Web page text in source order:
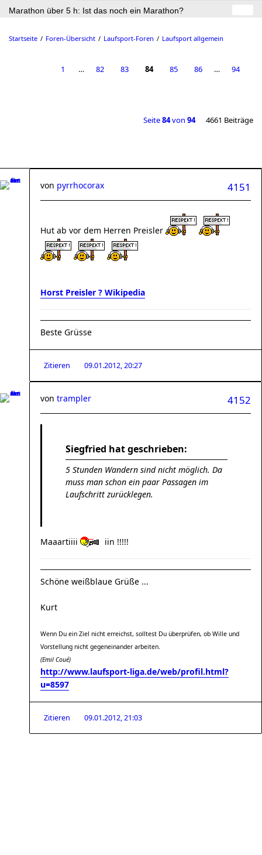
Marathon über 5 h: Ist das noch ein Marathon?
Startseite Foren-Übersicht Laufsport-Foren Laufsport allgemein
1 … 82 83 84 85 86 … 94
Seite84von 94 4661 Beiträge
4151
von pyrrhocorax
Hut ab vor dem Herren Preisler
Horst Preisler ? Wikipedia
Beste Grüsse
Zitieren 09.01.2012, 20:27
4152
von trampler
Siegfried hat geschrieben:
5 Stunden Wandern sind nicht möglich. Da
muss man schon ein paar Passagen im
Laufschritt zurücklegen.
Maaartiiii iin !!!!!
Schöne weißblaue Grüße ...
Kurt
Wenn Du ein Ziel nicht erreichst, solltest Du überprüfen, ob Wille und
Vorstellung nicht gegeneinander arbeiten.
(Emil Coué)
http://www.laufsport-liga.de/web/profil.html?
u=8597
Zitieren 09.01.2012, 21:03